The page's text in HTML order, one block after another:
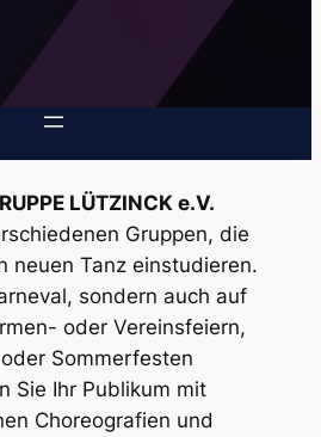
LÜTZINCK e.V.
Gruppen, die
neuen Tanz einstudieren.
sondern auch auf
oder Vereinsfeiern,
Sommerfesten
Sie Ihr Publikum mit
Choreografien und